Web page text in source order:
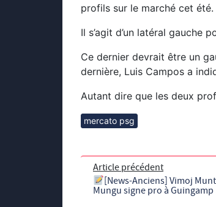
profils sur le marché cet été.
Il s’agit d’un latéral gauche
Ce dernier devrait être un
dernière, Luis Campos a
Autant dire que les deux
mercato psg
Article précédent
[News-Anciens] Vimoj
Mungu signe pro à Guingamp